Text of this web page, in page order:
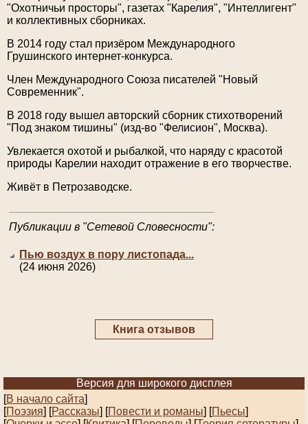
"Охотничьи просторы", газетах "Карелия", "Интеллигент"
и коллективных сборниках.
В 2014 году стал призёром Международного
Грушинского интернет-конкурса.
Член Международного Союза писателей "Новый
Современник".
В 2018 году вышел авторский сборник стихотворений
"Под знаком тишины" (изд-во "Фелисион", Москва).
Увлекается охотой и рыбалкой, что наряду с красотой
природы Карелии находит отражение в его творчестве.
Живёт в Петрозаводске.
Публикации в "Сетевой Словесности":
Пью воздух в пору листопада...
(24 июня 2026)
Книга отзывов
Версия для широкого дисплея
[В начало сайта]
[Поэзия] [Рассказы] [Повести и романы] [Пьесы]